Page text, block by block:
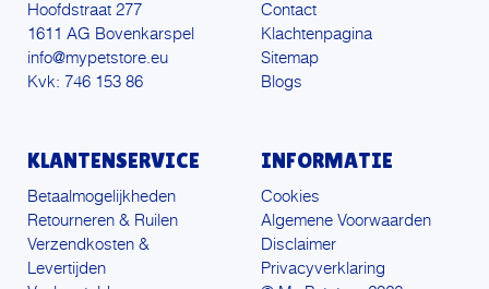
Hoofdstraat 277
1611 AG Bovenkarspel
info@mypetstore.eu
Kvk: 746 153 86
Contact
Klachtenpagina
Sitemap
Blogs
KLANTENSERVICE
Betaalmogelijkheden
Retourneren & Ruilen
Verzendkosten &
Levertijden
INFORMATIE
Cookies
Algemene Voorwaarden
Disclaimer
Privacyverklaring